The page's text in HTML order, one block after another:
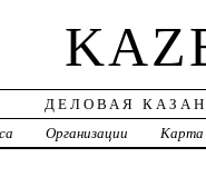
ДЕЛОВАЯ
Организации Карта